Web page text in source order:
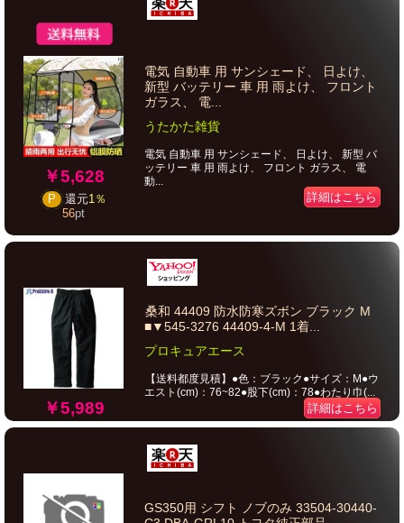
￥5,628
P 還元1％
56pt
電気 自動車 用 サンシェード、 日よけ、
新型 バッテリー 車 用 雨よけ、 フロント
ガラス、 電...
うたかた雑貨
電気 自動車 用 サンシェード、 日よけ、 新型 バ
ッテリー 車 用 雨よけ、 フロント ガラス、 電
動...
詳細はこちら
￥5,989
桑和 44409 防水防寒ズボン ブラック M
■▼545-3276 44409-4-M 1着...
プロキュアエース
【送料都度見積】●色：ブラック●サイズ：M●ウ
エスト(cm)：76~82●股下(cm)：78●わたり巾(...
詳細はこちら
GS350用 シフト ノブのみ 33504-30440-